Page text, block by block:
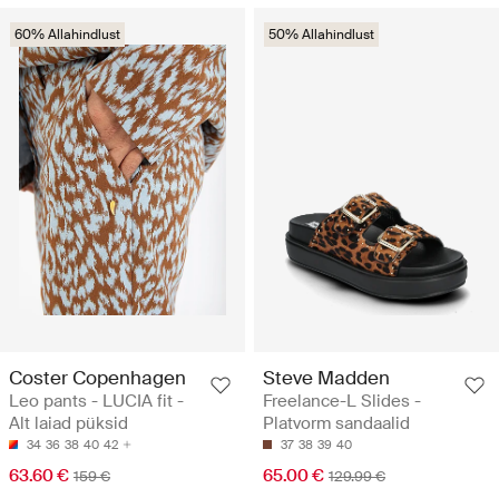
60% Allahindlust
Coster Copenhagen
Leo pants - LUCIA fit -
Alt laiad püksid
34 36 38 40 42
63.60 € 159 €
50% Allahindlust
Steve Madden
Freelance-L Slides -
Platvorm sandaalid
37 38 39 40
65.00 € 129.99 €